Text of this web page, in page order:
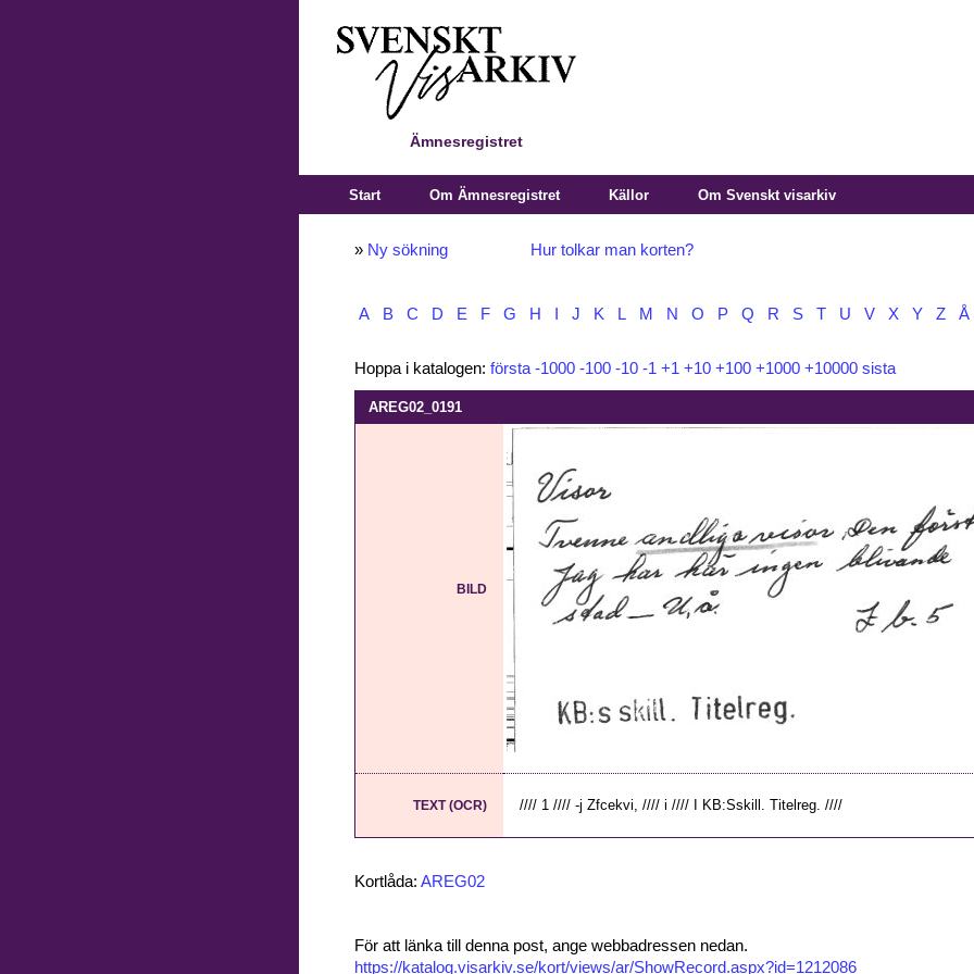
Ämnesregistret
Start Om Ämnesregistret Källor Om Svenskt visarkiv
» Ny sökning Hur tolkar man korten?
A B C D E F G H J K L M N O P Q R S T U V X Y Z Å
Hoppa i katalogen: första -1000 -100 -10 -1 +1 +10 +100 +1000 +10000 sista
AREG02_0191
BILD
TEXT (OCR) //// 1 //// -j Zfcekvi, //// i //// I KB:Sskill. Titelreg. ////
Kortlåda: AREG02
För att länka till denna post, ange webbadressen nedan.
https://katalog.visarkiv.se/kort/views/ar/ShowRecord.aspx?id=1212086